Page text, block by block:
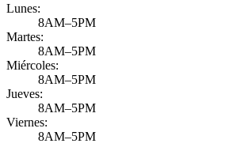
Lunes:
8AM–5PM
Martes:
8AM–5PM
Miércoles:
8AM–5PM
Jueves:
8AM–5PM
Viernes:
8AM–5PM